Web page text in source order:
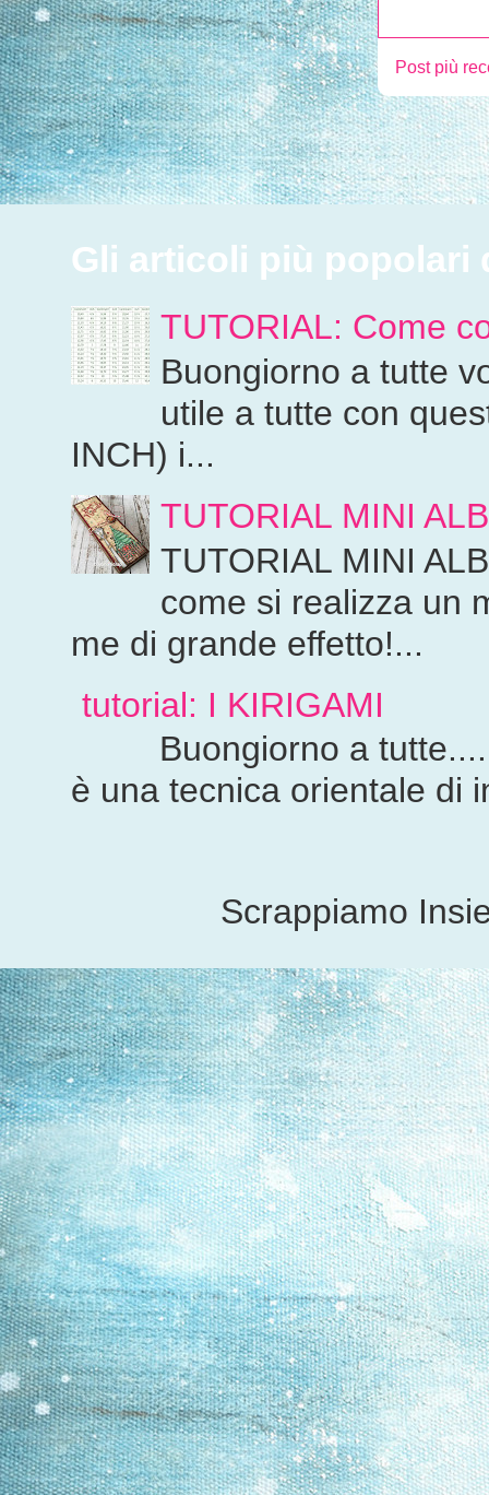
Post più
Gli articoli più popolari
TUTORIAL: Come
Buongiorno a tutte
utile a tutte con
INCH) i...
TUTORIAL MINI
TUTORIAL MINI
come si realizza un
me di grande effetto!...
tutorial: I KIRIGAMI
Buongiorno a
è una tecnica orientale di
Scrappiamo